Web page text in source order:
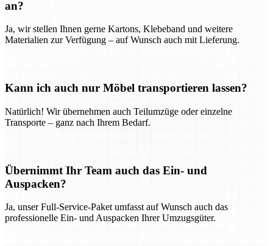
an?
Ja, wir stellen Ihnen gerne Kartons, Klebeband und weitere
Materialien zur Verfügung – auf Wunsch auch mit Lieferung.
Kann ich auch nur Möbel transportieren lassen?
Natürlich! Wir übernehmen auch Teilumzüge oder einzelne
Transporte – ganz nach Ihrem Bedarf.
Übernimmt Ihr Team auch das Ein- und
Auspacken?
Ja, unser Full-Service-Paket umfasst auf Wunsch auch das
professionelle Ein- und Auspacken Ihrer Umzugsgüter.